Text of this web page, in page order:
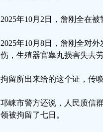
2025年10月2日，詹刚全在
2025年10月8日，詹刚全对
伤，生殖器官睾丸损害失去
拘留所出来给的这个证，传
邛崃市警方还说，人民质信
领被拘留了七日。